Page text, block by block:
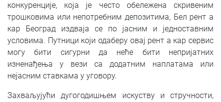
конкуренције, која је често обележена скривеним
трошковима или непотребним депозитима, Бел рент а
кар Београд издваја се по јасним и једноставним
условима. Путници који одаберу овај рент а кар сервис
могу бити сигурни да неће бити непријатних
изненађења у вези са додатним наплатама или
нејасним ставкама у уговору.
Захваљујући дугогодишњем искуству и стручности,